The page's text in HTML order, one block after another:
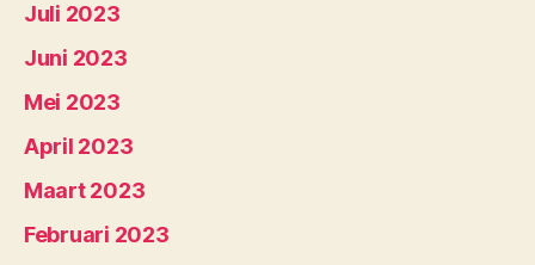
Juli 2023
Juni 2023
Mei 2023
April 2023
Maart 2023
Februari 2023